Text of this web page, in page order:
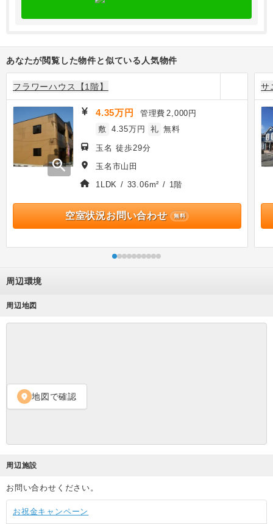
あなたが閲覧した物件と似ている人気物件
フラワーハウス【1階】
zoom_in
4.35万円 管理費 2,000円
敷 4.35万円 礼 無料
玉名 徒歩29分
玉名市山田
1LDK / 33.06m² / 1階
空室状況お問い合わせ 無料
サ
周辺環境
周辺地図
location_on 地図で確認
周辺施設
お問い合わせください。
お祝金キャンペーン